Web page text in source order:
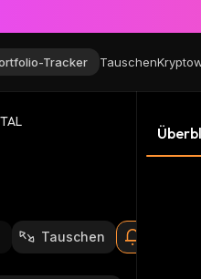
Tracker Tauschen
Tauschen